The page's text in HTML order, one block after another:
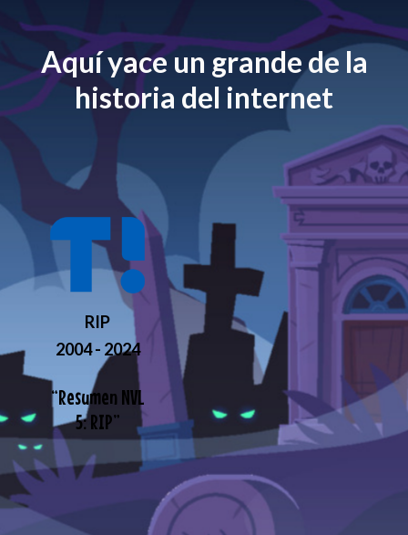
Aquí yace un grande de la
historia del internet
RIP
2004 - 2024
“Resumen NVL
5: RIP”